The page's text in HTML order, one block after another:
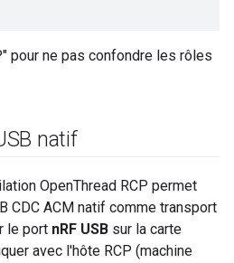
pour ne pas confondre les rôles
natif
OpenThread RCP permet
CDC ACM natif comme transport
le port nRF USB sur la carte
avec l'hôte RCP (machine